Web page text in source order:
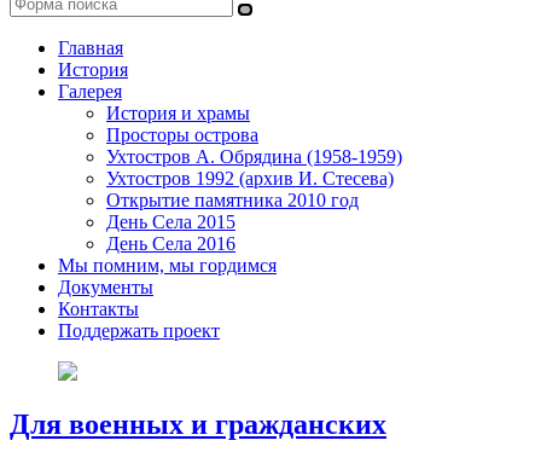
Поиск
Главная
История
Галерея
История и храмы
Просторы острова
Ухтостров А. Обрядина (1958-1959)
Ухтостров 1992 (архив И. Стесева)
Открытие памятника 2010 год
День Села 2015
День Села 2016
Мы помним, мы гордимся
Документы
Контакты
Поддержать проект
Для военных и гражданских